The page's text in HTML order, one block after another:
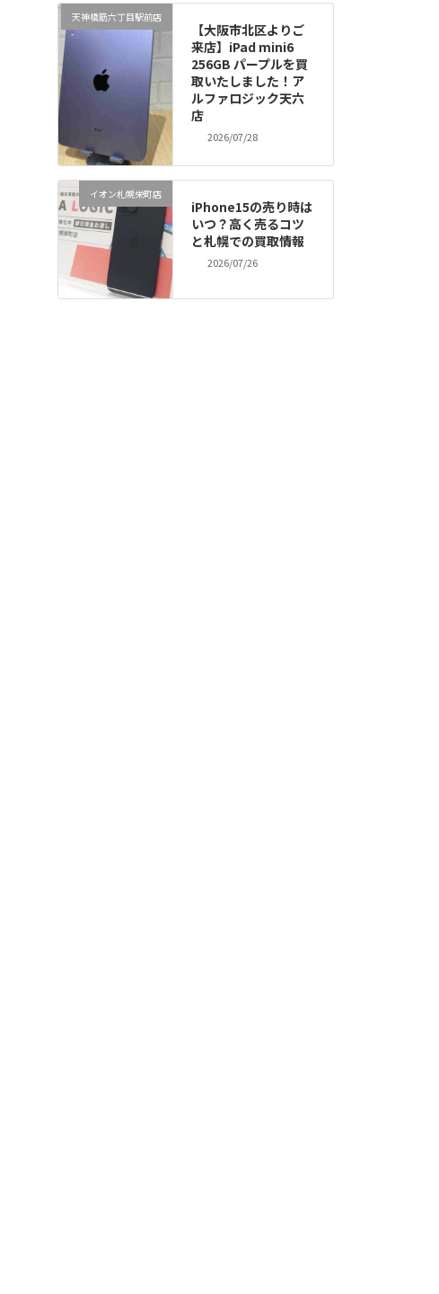
天神橋筋六丁目駅前店
【大阪市北区よりご
来店】iPad mini6
256GB パープルを買
取いたしました！ア
ルファロジック天六
店
2026/07/28
イオン札幌栄町店
iPhone15の売り時は
いつ？高く売るコツ
と札幌での買取情報
2026/07/26